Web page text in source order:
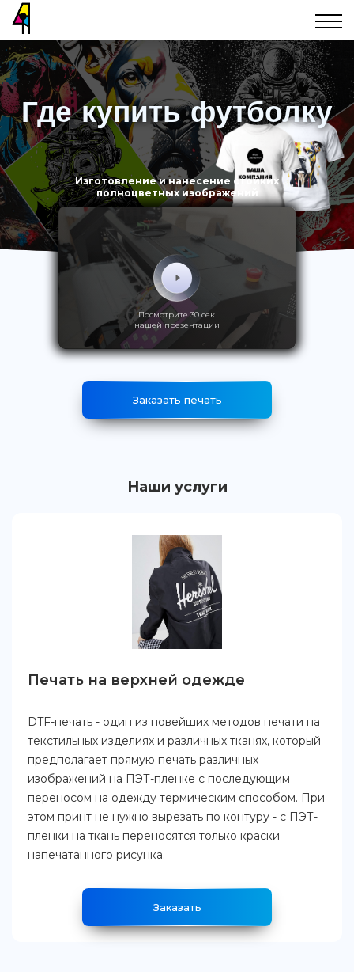
Где купить футболку
Изготовление и нанесение стойких
полноцветных изображений
Посмотрите 30 сек.
нашей презентации
Заказать печать
Наши услуги
Печать на верхней одежде
DTF-печать - один из новейших методов печати на
текстильных изделиях и различных тканях, который
предполагает прямую печать различных
изображений на ПЭТ-пленке с последующим
переносом на одежду термическим способом. При
этом принт не нужно вырезать по контуру - с ПЭТ-
пленки на ткань переносятся только краски
напечатанного рисунка.
Заказать